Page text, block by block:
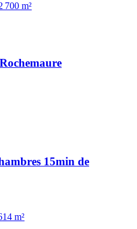
700 m²
15min de
m²